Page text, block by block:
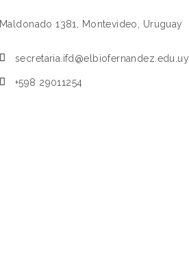
Maldonado 1381, Montevideo, Uruguay
secretaria.ifd@elbiofernandez.edu.uy
+598 29011254